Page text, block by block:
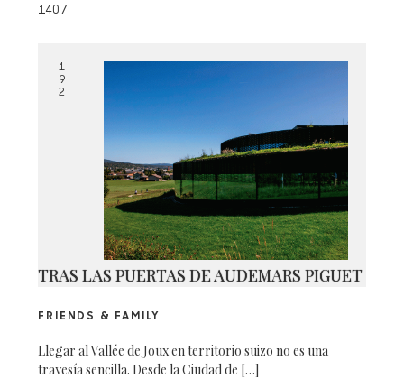
1407
1
9
2
TRAS LAS PUERTAS DE AUDEMARS PIGUET
FRIENDS & FAMILY
Llegar al Vallée de Joux en territorio suizo no es una
travesía sencilla. Desde la Ciudad de […]